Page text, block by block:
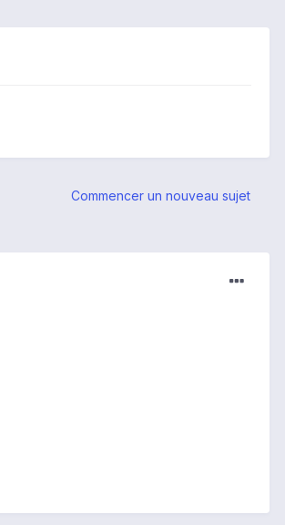
Commencer un nouveau sujet